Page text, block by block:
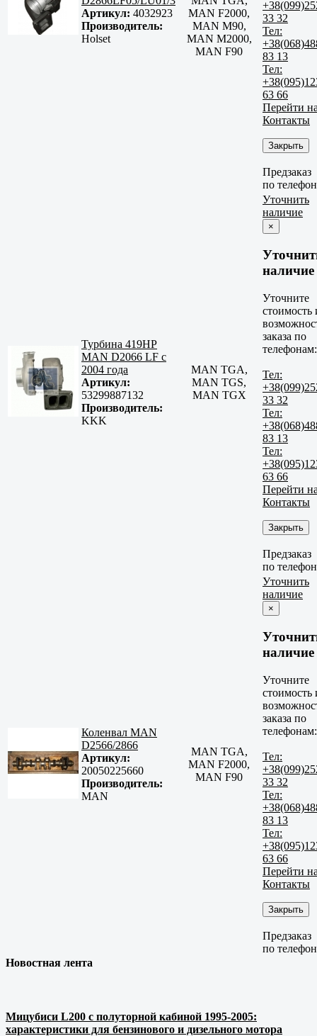
Артикул: 4032923
Производитель:
Holset
MAN F2000,
MAN M90,
MAN M2000,
MAN F90
33 32
Тел:
83 13
Тел:
63 66
Перейти
Контакты
Закрыть
Предзаказ
по
Турбина 419HP
MAN D2066 LF с
2004 года
Артикул:
53299887132
Производитель:
KKK
MAN TGA,
MAN TGS,
MAN TGX
Уточнить
наличие
×
наличие
Уточните
стоимость
заказа по
телефонам:
Тел:
33 32
Тел:
83 13
Тел:
63 66
Перейти
Контакты
Закрыть
Предзаказ
по
Коленвал MAN
D2566/2866
Артикул:
20050225660
Производитель:
MAN
MAN TGA,
MAN F2000,
MAN F90
Уточнить
наличие
×
наличие
Уточните
стоимость
заказа по
телефонам:
Тел:
33 32
Тел:
83 13
Тел:
63 66
Перейти
Контакты
Закрыть
Предзаказ
по
Новостная лента
Мицубиси L200 с полуторной кабиной 1995-2005:
характеристики для бензинового и дизельного мотора